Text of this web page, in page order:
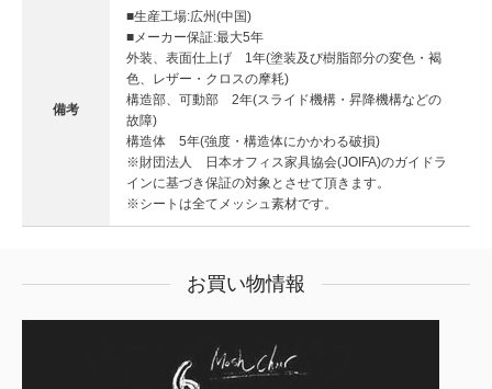
備考
■生産工場:広州(中国)
■メーカー保証:最大5年
外装、表面仕上げ 1年(塗装及び樹脂部分の変色・褐
色、レザー・クロスの摩耗)
構造部、可動部 2年(スライド機構・昇降機構などの
故障)
構造体 5年(強度・構造体にかかわる破損)
※財団法人 日本オフィス家具協会(JOIFA)のガイドラ
インに基づき保証の対象とさせて頂きます。
※シートは全てメッシュ素材です。
お買い物情報